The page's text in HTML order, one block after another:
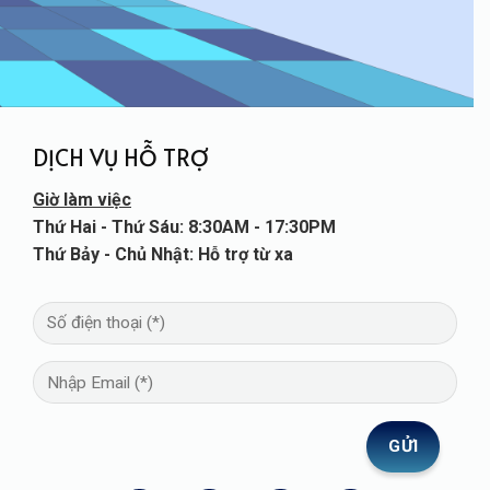
DỊCH VỤ HỖ TRỢ
Giờ làm việc
Thứ Hai - Thứ Sáu: 8:30AM - 17:30PM
Thứ Bảy - Chủ Nhật: Hỗ trợ từ xa